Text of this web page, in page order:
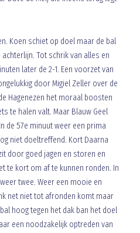
Koen schiet op doel maar de bal
Tot schrik van alles en
later de 2-1. Een voorzet van
door Migiel Zeller over de
Hagenezen het moraal boosten
te halen valt. Maar Blauw Geel
de 57e minuut weer een prima
niet doeltreffend. Kort Daarna
door goed jagen en storen en
te kort om af te kunnen ronden. In
twee. Weer een mooie en
net niet tot afronden komt maar
hoog tegen het dak ban het doel
een noodzakelijk optreden van